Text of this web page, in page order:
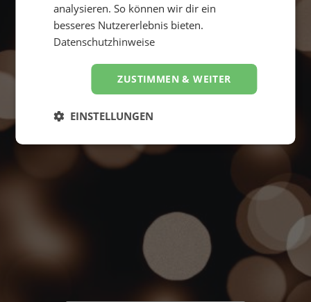
Suche starten
4,8
5
analysieren. So können wir dir ein
besseres Nutzererlebnis bieten.
Datenschutzhinweise
ZUSTIMMEN & WEITER
EINSTELLUNGEN